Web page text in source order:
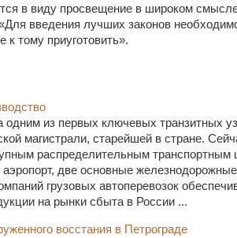
в виду просвещение в широком
введения лучших законов
тому приуготовить».
одним из первых ключевых транзитных
магистрали, старейшей в стране.
распределительным транспортным
аэропорт, две основные
грузовых автоперевозок
на рынки сбыта в России ...
восстания в Петрограде